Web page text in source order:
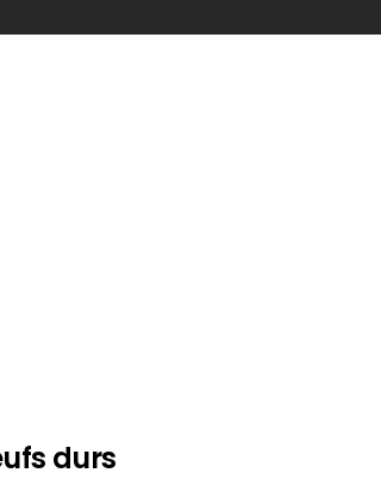
durs